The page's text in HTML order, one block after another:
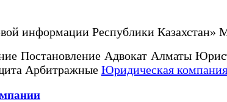
информации Республики Казахстан»
Постановление Адвокат Алматы
Арбитражные Юридическая